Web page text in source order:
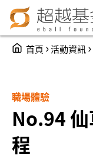
You are
首頁 ›活動資訊 ›
職場體驗
No.94
程